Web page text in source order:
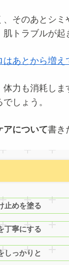
、そのあとシ
トラブルが起
はあとから増え
力も消耗し
しょう。
アについて書き
止めを塗る
丁寧にする
しっかりと